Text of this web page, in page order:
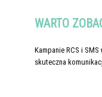
WARTO
Kampanie RCS i
skuteczna